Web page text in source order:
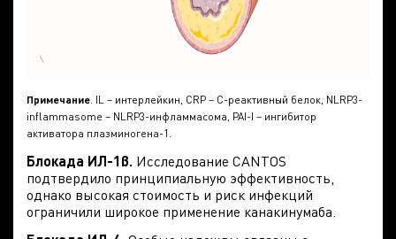
Примечание. IL – интерлейкин, CRP – С-реактивный белок, NLRP3-
inflammasome – NLRP3-инфламмасома, PAI-I – ингибитор
активатора плазминогена-1.
Блокада ИЛ-1β. Исследование CANTOS
подтвердило принципиальную эффективность,
однако высокая стоимость и риск инфекций
ограничили широкое применение канакинумаба.